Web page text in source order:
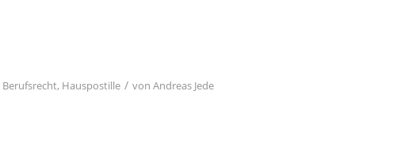
Berufsrecht, Hauspostille / vonAndreas Jede